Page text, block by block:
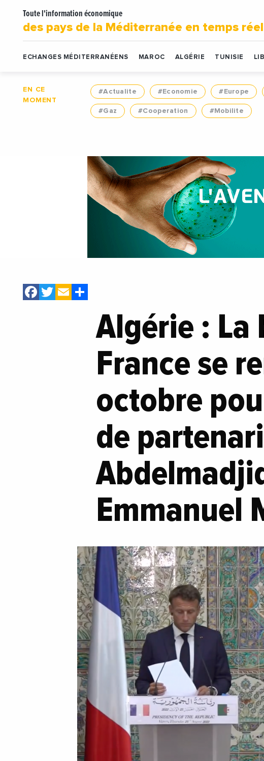
Toute l'information économique
des pays de la Méditerranée en temps réel
ECHANGES MÉDITERRANÉENS MAROC ALGÉRIE TUNISIE
EN CE
MOMENT
#Actualite #Economie #Europe
#Gaz #Cooperation #Mobilite
Facebook
Twitter
Email
Algérie : La
France se
octobre
de
Emmanuel